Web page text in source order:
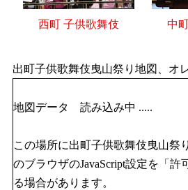
西町 子供歌舞伎 中
出町子供歌舞伎曳山祭り地図、オ
地図データ 読み込み中 .....
この場所に出町子供歌舞伎曳山祭
のブラウザのJavaScript設定を「
る場合があります。